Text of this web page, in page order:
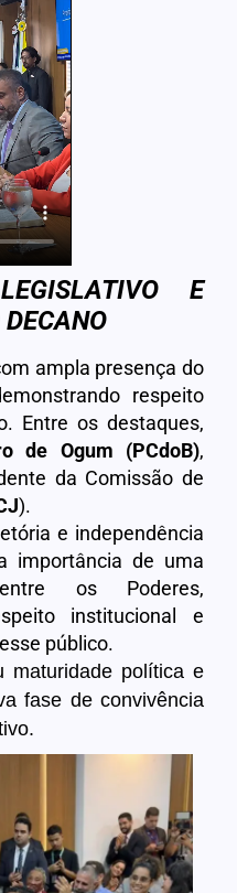
E
ampla presença do
respeito
Entre os destaques,
de Ogum (PCdoB),
da Comissão de
).
e independência
importância de uma
os Poderes,
institucional e
público.
maturidade política e
fase de convivência